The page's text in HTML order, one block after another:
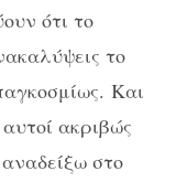
ότι το
το
Και
αυτοί ακριβώς
στο